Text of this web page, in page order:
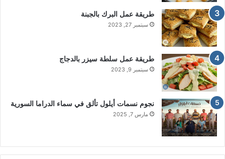
طريقة عمل البرك بالجبنة
سبتمبر 27, 2023
طريقة عمل سلطة سيزر بالدجاج
سبتمبر 9, 2023
نجوم نسمات أيلول تألق في سماء الدراما السورية
مارس 7, 2025